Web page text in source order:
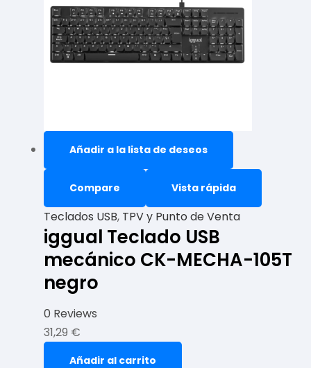
Añadir a la lista de deseos
Compare Vista rápida
Teclados USB, TPV y Punto de Venta
iggual Teclado USB
mecánico CK-MECHA-105T
negro
0 Reviews
31,29 €
Añadir al carrito